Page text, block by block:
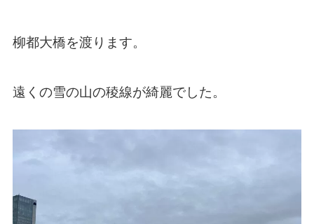
柳都大橋を渡ります。
遠くの雪の山の稜線が綺麗でした。